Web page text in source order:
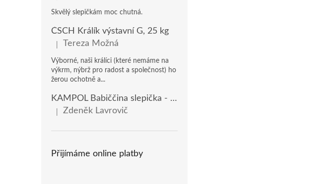
Skvělý slepičkám moc chutná.
ČSCH Králík výstavní G, 25 kg
Hodnocení produktu je 5 z 5 hvězdiček.
Tereza Možná
Výborné, naši králíci (které nemáme na
výkrm, nýbrž pro radost a společnost) ho
žerou ochotně a...
KAMPOL Babiččina slepička - domácí nosnice(KB), 20 kg
Hodnocení produktu je 5 z 5 hvězdiček.
Zdeněk Lavrovič
Přijímáme online platby